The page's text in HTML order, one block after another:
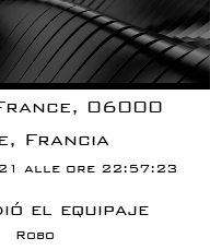
06000
Francia
alle ore 22:57:23
el equipaje
Robo